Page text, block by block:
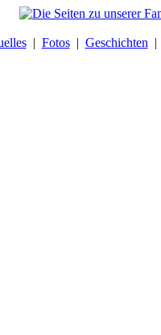
| Fotos| Geschichten |